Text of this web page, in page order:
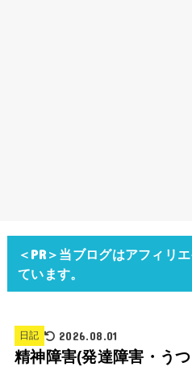
＜PR＞当ブログはアフィリ
ています。
日記 2026.08.01
精神障害(発達障害・う